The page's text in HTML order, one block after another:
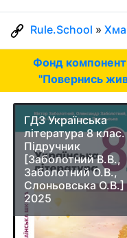
Rule.School »
Фонд
"Повернись
ГДЗ Українська
література 8 клас.
Підручник
[Заболотний В.В.,
Заболотний О.В.,
Слоньовська О.В.]
2025